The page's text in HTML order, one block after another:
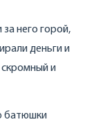
него горой,
деньги и
скромный и
батюшки